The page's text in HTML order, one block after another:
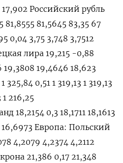
Российский рубль
81,8555 81,5645 83,35 67
0,04 3,75 3,748 3,7512
лира 19,215 -0,88
19,3808 19,4646 18,623
0,51 1 319,13 1 319,13
1 216,25
0,3 18,1711 18,1613
16,6973 Европа: Польский
4,2079 4,2374 4,2112
21,386 0,17 21,348